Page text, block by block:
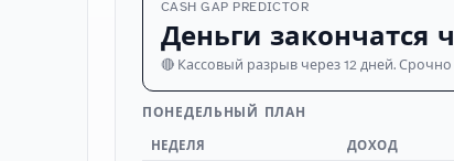
CASH GAP PREDICTOR
Деньги закончатся
🔴 Кассовый разрыв через 12 дней.
ПОНЕДЕЛЬНЫЙ ПЛАН
НЕДЕЛЯ ДОХОД